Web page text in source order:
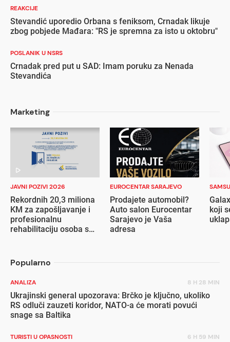
REAKCIJE
Stevandić uporedio Orbana s feniksom, Crnadak likuje
zbog pobjede Mađara: "RS je spremna za isto u oktobru"
POSLANIK U NSRS
Crnadak pred put u SAD: Imam poruku za Nenada
Stevandića
Marketing
JAVNI POZIVI 2026
Rekordnih 20,3 miliona
KM za zapošljavanje i
profesionalnu
rehabilitaciju osoba s
EUROCENTAR SARAJEVO
Prodajete automobil?
Auto salon Eurocentar
Sarajevo je Vaša
adresa
koji
Popularno
ANALIZA 8 H 28 MIN
Ukrajinski general upozorava: Brčko je ključno, ukoliko
RS odluči zauzeti koridor, NATO-a će morati povući
snage sa Baltika
TURISTI U OPASNOSTI 6 H 59 MIN